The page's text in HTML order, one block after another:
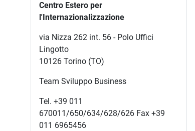
Centro Estero per
l'Internazionalizzazione
via Nizza 262 int. 56 - Polo Uffici
Lingotto
10126 Torino (TO)
Team Sviluppo Business
Tel. +39 011
670011/650/634/628/626 Fax +39
011 6965456